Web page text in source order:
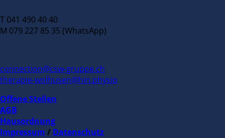
T 041 490 40 40
M 079 227 85 35 (WhatsApp)
connection@csw-gruppe.ch
therapie-wolhusen@hin.physio
Offene Stellen
AGB
Hausordnung
Impressum / Datenschutz